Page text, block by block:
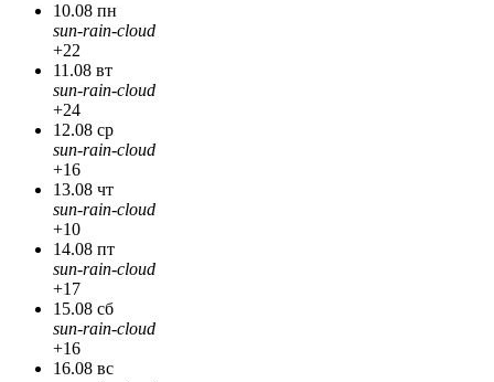
10.08 пн
sun-rain-cloud
+22
11.08 вт
sun-rain-cloud
+24
12.08 ср
sun-rain-cloud
+16
13.08 чт
sun-rain-cloud
+10
14.08 пт
sun-rain-cloud
+17
15.08 сб
sun-rain-cloud
+16
16.08 вс